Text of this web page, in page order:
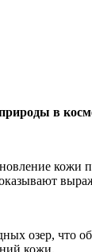
в
кожи
озер, что
кожи.